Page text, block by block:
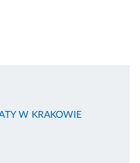
W KRAKOWIE